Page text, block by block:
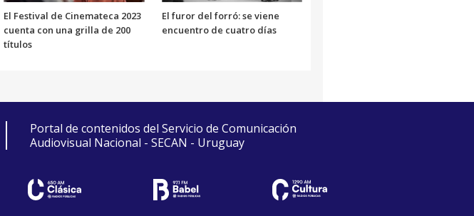
El Festival de Cinemateca 2023
cuenta con una grilla de 200
títulos
El furor del forró: se viene
encuentro de cuatro días
Portal de contenidos del Servicio de Comunicación
Audiovisual Nacional - SECAN - Uruguay